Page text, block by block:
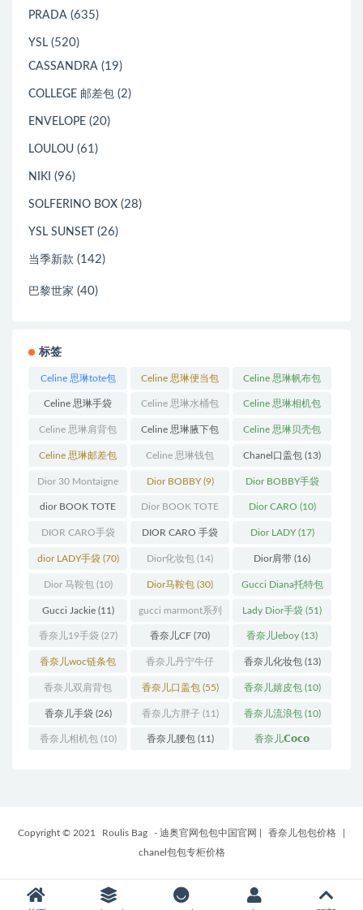
PRADA (635)
YSL (520)
CASSANDRA (19)
COLLEGE 邮差包 (2)
ENVELOPE (20)
LOULOU (61)
NIKI (96)
SOLFERINO BOX (28)
YSL SUNSET (26)
当季新款 (142)
巴黎世家 (40)
标签
Celine 思琳tote包
(23)
Celine 思琳便当包
(14)
Celine 思琳帆布包
(18)
Celine 思琳手袋
(250)
Celine 思琳水桶包
(55)
Celine 思琳相机包
(11)
Celine 思琳肩背包
(12)
Celine 思琳腋下包
(10)
Celine 思琳贝壳包
(12)
Celine 思琳邮差包
(13)
Celine 思琳钱包
(10)
Chanel口盖包 (13)
Dior 30 Montaigne
蒙田(31)
Dior BOBBY(9) Dior BOBBY手袋
(26)
dior BOOK TOTE
(12)
Dior BOOK TOTE
手袋(163)
Dior CARO (10)
DIOR CARO手袋
(11)
DIOR CARO 手袋
(31)
Dior LADY(17)
dior LADY手袋(70) Dior化妆包 (14) Dior肩带 (16)
Dior 马鞍包(10) Dior马鞍包 (30) Gucci Diana托特包
(11)
Gucci Jackie(11) gucci marmont系列
(19)
Lady Dior手袋 (51)
香奈儿19手袋 (27) 香奈儿CF (70) 香奈儿leboy (13)
香奈儿woc链条包
(11)
香奈儿丹宁牛仔
(12)
香奈儿化妆包(13)
香奈儿双肩背包
(13)
香奈儿口盖包(55) 香奈儿嬉皮包(10)
香奈儿手袋(26) 香奈儿方胖子(11) 香奈儿流浪包(10)
香奈儿相机包(10) 香奈儿腰包(11) 香奈儿𝗖𝗼𝗰𝗼
Copyright © 2021 Roulis Bag - 迪奥官网包包中国官网 香奈儿包包价格
chanel包包专柜价格